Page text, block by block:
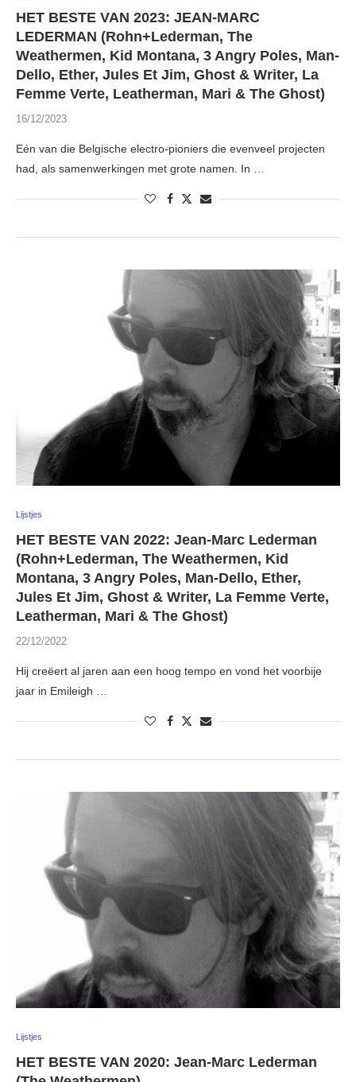
HET BESTE VAN 2023: JEAN-MARC
LEDERMAN (Rohn+Lederman, The
Weathermen, Kid Montana, 3 Angry Poles, Man-
Dello, Ether, Jules Et Jim, Ghost & Writer, La
Femme Verte, Leatherman, Mari & The Ghost)
16/12/2023
Eén van die Belgische electro-pioniers die evenveel projecten
had, als samenwerkingen met grote namen. In …
Lijstjes
HET BESTE VAN 2022: Jean-Marc Lederman
(Rohn+Lederman, The Weathermen, Kid
Montana, 3 Angry Poles, Man-Dello, Ether,
Jules Et Jim, Ghost & Writer, La Femme Verte,
Leatherman, Mari & The Ghost)
22/12/2022
Hij creëert al jaren aan een hoog tempo en vond het voorbije
jaar in Emileigh …
Lijstjes
HET BESTE VAN 2020: Jean-Marc Lederman